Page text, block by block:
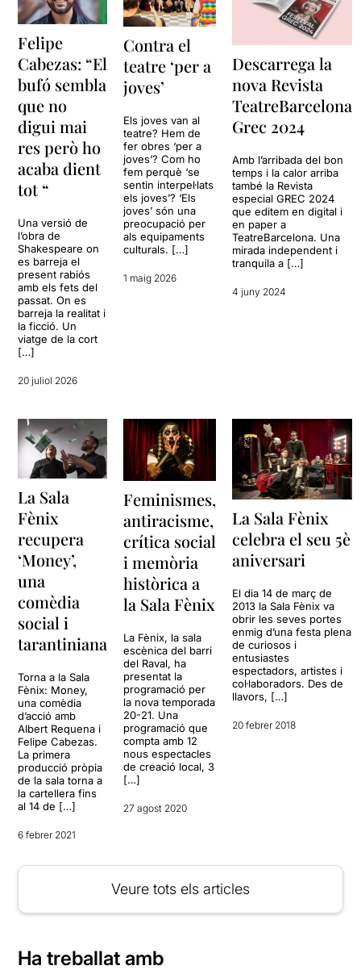
Felipe
Cabezas: “El
bufó sembla
que no
digui mai
res però ho
acaba dient
tot “
Una versió de
l’obra de
Shakespeare on
es barreja el
present rabiós
amb els fets del
passat. On es
barreja la realitat i
la ficció. Un
viatge de la cort
[…]
20 juliol 2026
Contra el
teatre ‘per a
joves’
Els joves van al
teatre? Hem de
fer obres ‘per a
joves’? Com ho
fem perquè ‘se
sentin interpel·lats
els joves’? ‘Els
joves’ són una
preocupació per
als equipaments
culturals. […]
1 maig 2026
Descarrega la
nova Revista
TeatreBarcelona
Grec 2024
Amb l’arribada del bon
temps i la calor arriba
també la Revista
especial GREC 2024
que editem en digital i
en paper a
TeatreBarcelona. Una
mirada independent i
tranquila a […]
4 juny 2024
La Sala
Fènix
recupera
‘Money’,
una
comèdia
social i
tarantiniana
Torna a la Sala
Fènix: Money,
una comèdia
d’acció amb
Albert Requena i
Felipe Cabezas.
La primera
producció pròpia
de la sala torna a
la cartellera fins
al 14 de […]
6 febrer 2021
Feminismes,
antiracisme,
crítica social
i memòria
històrica a
la Sala Fènix
La Fènix, la sala
escènica del barri
del Raval, ha
presentat la
programació per
la nova temporada
20-21. Una
programació que
compta amb 12
nous espectacles
de creació local, 3
[…]
27 agost 2020
La Sala Fènix
celebra el seu 5è
aniversari
El dia 14 de març de
2013 la Sala Fènix va
obrir les seves portes
enmig d’una festa plena
de curiosos i
entusiastes
espectadors, artistes i
col·laboradors. Des de
llavors, […]
20 febrer 2018
Veure tots els articles
Ha treballat amb